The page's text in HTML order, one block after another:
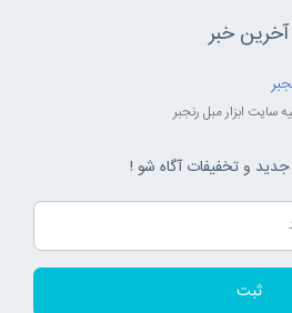
آخرین خبر
سایت ابزار مبل رنجبر
و تخفیفات آگاه شو !
ثبت